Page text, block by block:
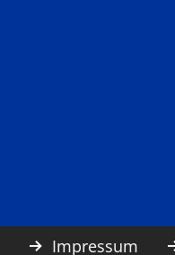
Impressum